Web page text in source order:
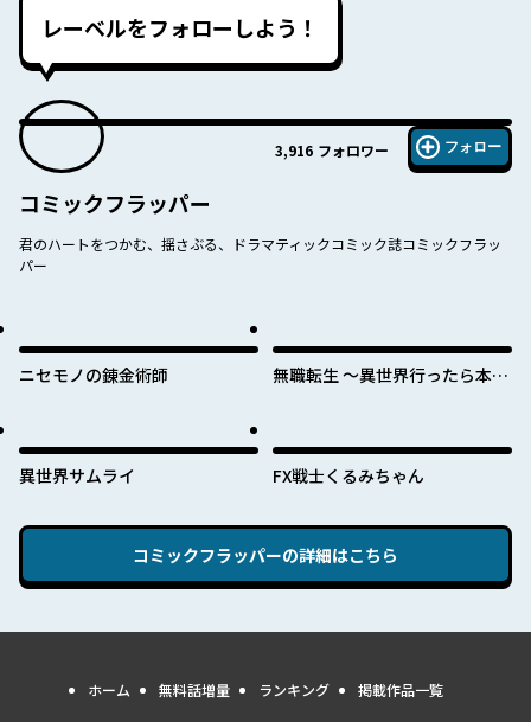
レーベルをフォローしよう！
3,916 フォロワー フォロー
コミックフラッパー
君のハートをつかむ、揺さぶる、ドラマティックコミック誌コミックフラッ
パー
ニセモノの錬金術師
無職転生 ～異世界行ったら本気
異世界サムライ FX戦士くるみちゃん
コミックフラッパーの詳細はこちら
ホーム 無料話増量 ランキング 掲載作品一覧